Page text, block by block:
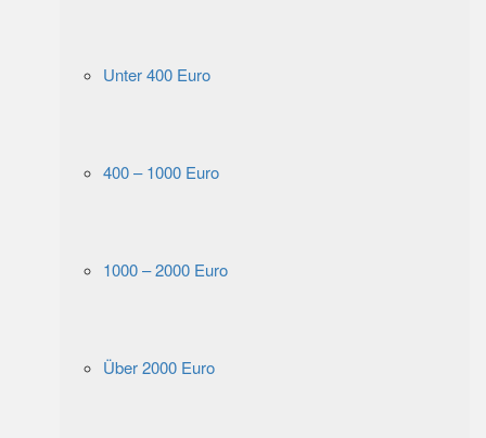
Unter 400 Euro
400 – 1000 Euro
1000 – 2000 Euro
Über 2000 Euro